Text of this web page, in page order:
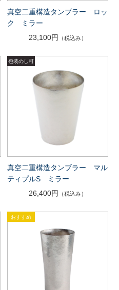
真空二重構造タンブラー ロッ
ク ミラー
23,100円
（税込み）
真空二重構造タンブラー マル
ティプルS ミラー
26,400円
（税込み）